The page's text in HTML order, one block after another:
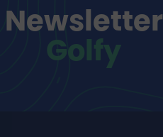
Newsletter
Golfy